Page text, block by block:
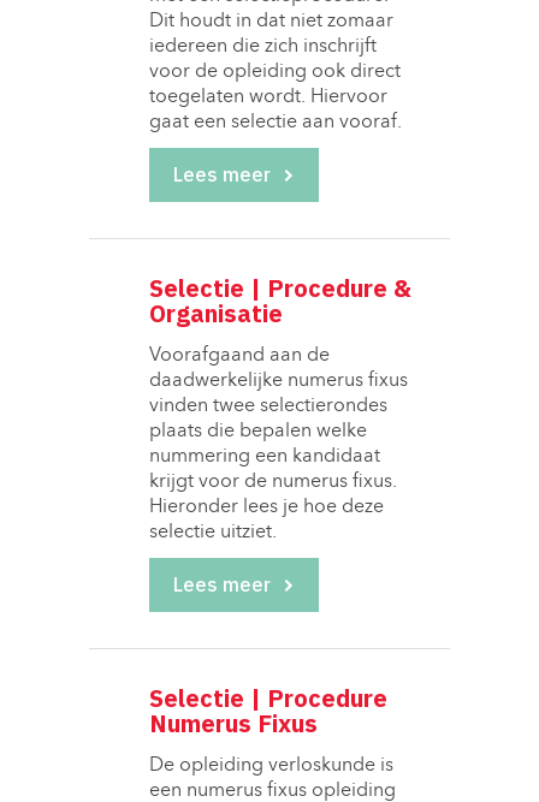
Dit houdt in dat niet zomaar
iedereen die zich inschrijft
voor de opleiding ook direct
toegelaten wordt. Hiervoor
gaat een selectie aan vooraf.
Lees meer
Selectie | Procedure &
Organisatie
Voorafgaand aan de
daadwerkelijke numerus fixus
vinden twee selectierondes
plaats die bepalen welke
nummering een kandidaat
krijgt voor de numerus fixus.
Hieronder lees je hoe deze
selectie uitziet.
Lees meer
Selectie | Procedure
Numerus Fixus
De opleiding verloskunde is
een numerus fixus opleiding